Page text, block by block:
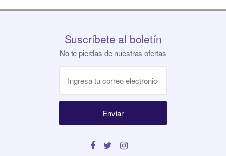
Suscríbete al boletín
No te pierdas de nuestras ofertas
Enviar